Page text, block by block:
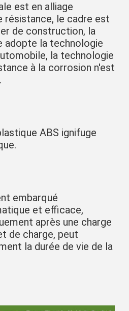
est en alliage
résistance, le cadre est
de construction, la
adopte la technologie
la technologie
à la corrosion n'est
ABS ignifuge
embarqué
et efficace,
après une charge
de charge, peut
la durée de vie de la